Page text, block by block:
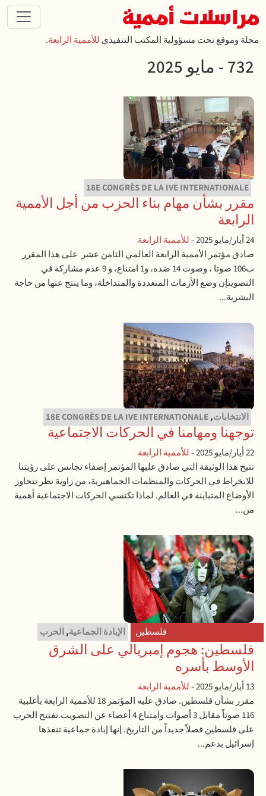
تجاوز إلى المحتوى الرئيسي
مجلة وموقع تحت مسؤولية المكتب التنفيذي للأممية الرابعة.
732 - مايو 2025
18E CONGRÈS DE LA IVE INTERNATIONALE
مقرر بشأن مهام بناء الحزب من أجل الأممية
الرابعة
24 أيار/مايو 2025 -للأممية الرابعة
صادق مؤتمر الأممية الرابعة العالمي الثامن عشر على هذا المقرر
ب106 صوتا ، وصوت 14 ضده، و1 امتناع، و 9 عدم مشاركة في
التصويتإن وضع الأزمات المتعددة والمتداخلة، وما ينتج عنها من حاجة
البشرية...
الانتخابات,
18E CONGRÈS DE LA IVE INTERNATIONALE
توجهنا ومهامنا في الحركات الاجتماعية
22 أيار/مايو 2025 -للأممية الرابعة
تتيح هذا الوثيقة التي صادق عليها المؤتمر إضفاء تجانس على رؤيتنا
للانخراط في الحركات والمنظمات الجماهيرية، من زاوية نظر تتجاوز
الأوضاع المتباينة في العالم. لماذا تكتسي الحركات الاجتماعية أهمية
من...
فلسطين الإبادة الجماعية,الحرب
فلسطين: هجوم إمبريالي على الشرق
الأوسط بأسره
13 أيار/مايو 2025 -للأممية الرابعة
مقرر بشأن فلسطين. صادق عليه المؤتمر 18 للأممية الرابعة بأغلبية
116 صوتاً مقابل 3 أصوات وامتناع 4 أعضاء عن التصويت.تفتتح الحرب
على فلسطين فصلاً جديداً من التاريخ. إنها إبادة جماعية تنفذها
إسرائيل بدعم...